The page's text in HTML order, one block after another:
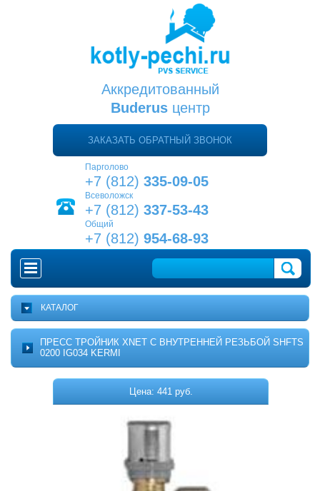
Аккредитованный
Buderusцентр
ЗАКАЗАТЬ ОБРАТНЫЙ ЗВОНОК
Парголово
+7 (812) 335-09-05
Всеволожск
+7 (812) 337-53-43
Общий
+7 (812) 954-68-93
ГЛАВНАЯ
О ПРОЕКТЕ
ДОСТАВКА
КОНТАКТЫ
КОРЗИНА
КАТАЛОГ
Комплектующие для котельных
Системы отопления
Гидромассажные бассейны
ПРЕСС ТРОЙНИК XNET С ВНУТРЕННЕЙ РЕЗЬБОЙ SHFTS
0200 IG034 KERMI
Цена: 441 руб.